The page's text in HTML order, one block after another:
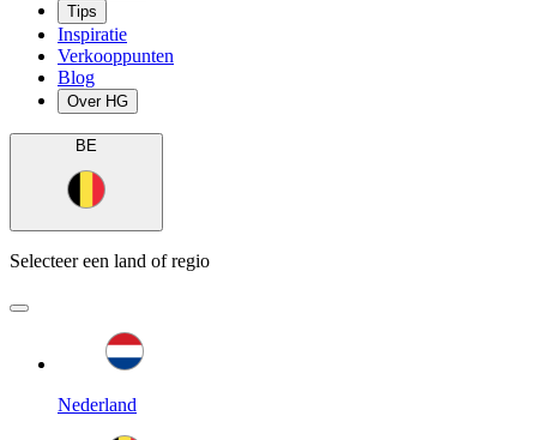
Tips
Inspiratie
Verkooppunten
Blog
Over HG
BE
Selecteer een land of regio
Nederland